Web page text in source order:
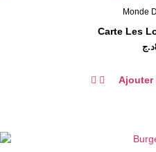
Monde
Carte Les
د.ج
Ajouter